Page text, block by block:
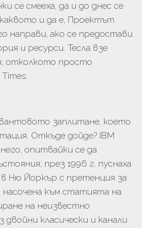
се смееха, да и до днес се
и да е, Проектът
направи, ако се предостави
и ресурси. Тесла взе
отколкото просто
заплитане, което
Откъде дойде? IBM
опитвайки се да
през 1996 г. пуснаха
Ню Йоркър с претенция за
към статията на
на неизвестно
класически и канали